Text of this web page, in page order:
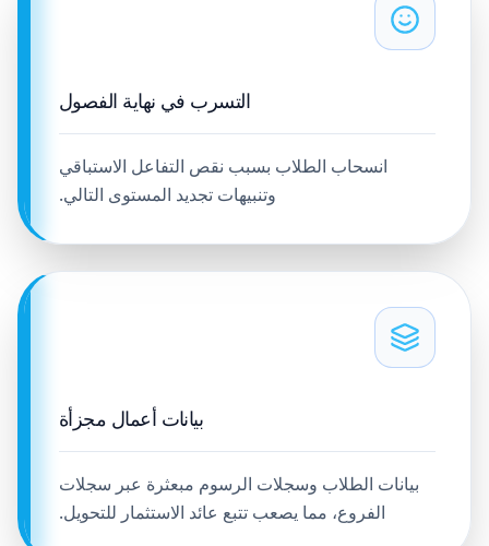
التسرب في نهاية الفصول
انسحاب الطلاب بسبب نقص التفاعل الاستباقي
وتنبيهات تجديد المستوى التالي.
بيانات أعمال مجزأة
بيانات الطلاب وسجلات الرسوم مبعثرة عبر سجلات
الفروع، مما يصعب تتبع عائد الاستثمار للتحويل.